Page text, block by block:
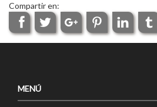
Compartir en:
MENÚ